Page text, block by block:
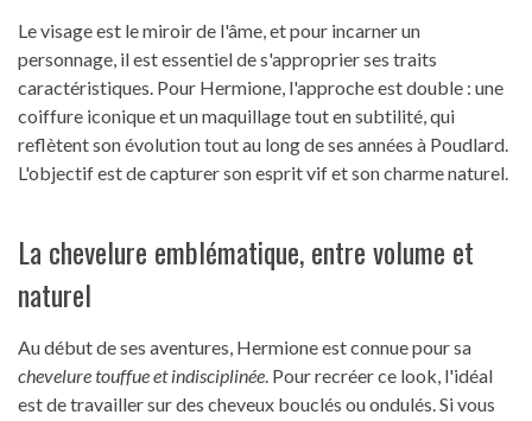
Le visage est le miroir de l'âme, et pour incarner un
personnage, il est essentiel de s'approprier ses traits
caractéristiques. Pour Hermione, l'approche est double : une
coiffure iconique et un maquillage tout en subtilité, qui
reflètent son évolution tout au long de ses années à Poudlard.
L'objectif est de capturer son esprit vif et son charme naturel.
La chevelure emblématique, entre volume et
naturel
Au début de ses aventures, Hermione est connue pour sa
chevelure touffue et indisciplinée . Pour recréer ce look, l'idéal
est de travailler sur des cheveux bouclés ou ondulés. Si vous